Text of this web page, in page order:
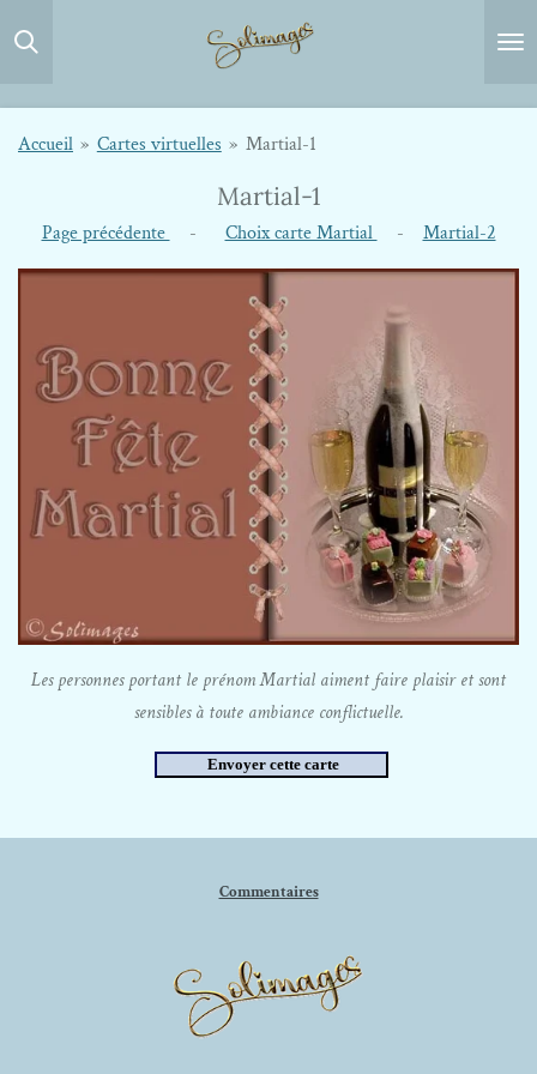
Passer
Accueil » Cartes virtuelles » Martial-1
Martial-1
Page précédente - Choix carte Martial - Martial-2
Les personnes portant le prénom Martial aiment faire plaisir et sont
sensibles à toute ambiance conflictuelle.
Commentaires